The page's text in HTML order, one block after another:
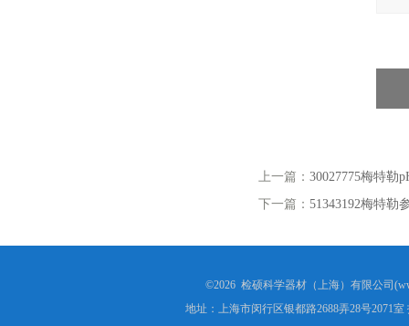
上一篇： 30027775梅特勒
下一篇： 51343192梅特勒
©2026 检硕科学器材（上海）有限公司
地址：上海市闵行区银都路2688弄28号2071室